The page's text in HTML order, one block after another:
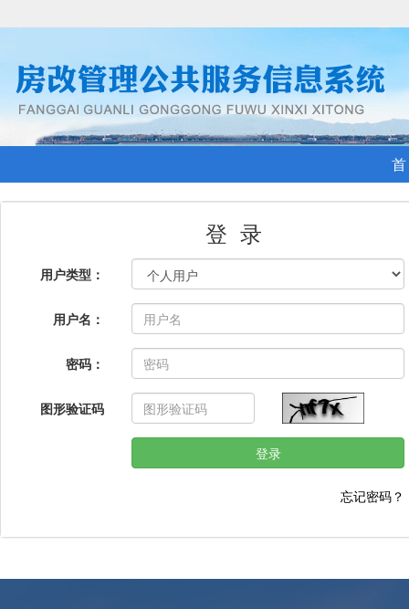
登 录
用户类型：
用户名：
密码：
图形验证码
登录
忘记密码？